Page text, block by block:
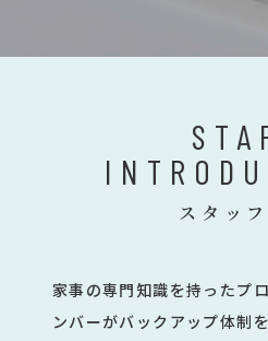
スタッ
家事の専門知識を持ったプ
ンバーがバックアップ体制